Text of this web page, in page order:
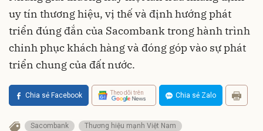
uy tín thương hiệu, vị thế và định hướng phát
triển đúng đắn của Sacombank trong hành trình
chinh phục khách hàng và đóng góp vào sự phát
triển chung của đất nước.
Chia sẻ Facebook Theo dõi trên Chia sẻ Zalo
Sacombank
Thương hiệu mạnh Việt Nam